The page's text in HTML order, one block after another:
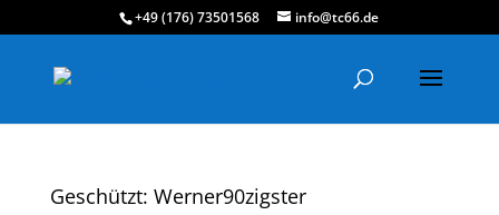
+49 (176) 73501568 info@tc66.de
Geschützt: Werner90zigster